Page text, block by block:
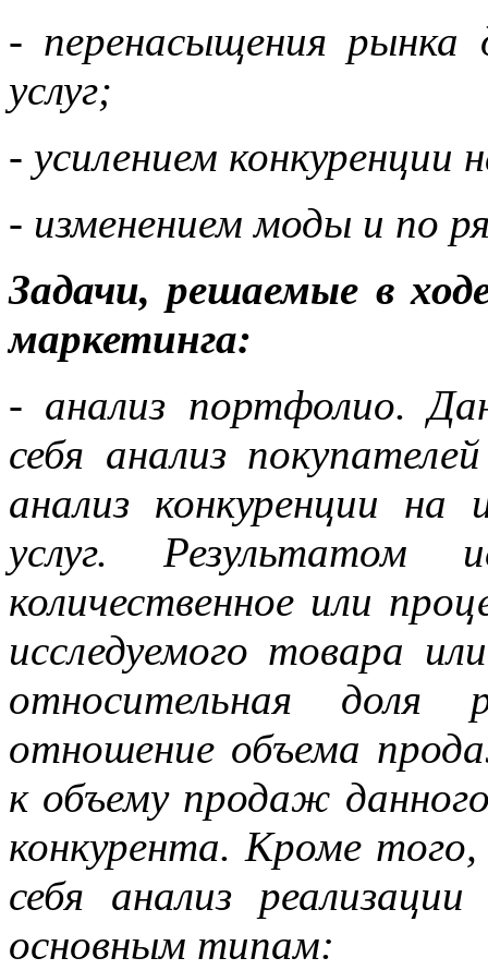
- перенасыщения рынка
услуг;
- усилением конкуренции
- изменением моды и по
Задачи, решаемые в
маркетинга:
- анализ портфолио.
себя анализ
анализ конкуренции на
услуг. Результатом
количественное или
исследуемого товара
относительная доля
отношение объема
к объему продаж
конкурента. Кроме
себя
анализ
основным типам: